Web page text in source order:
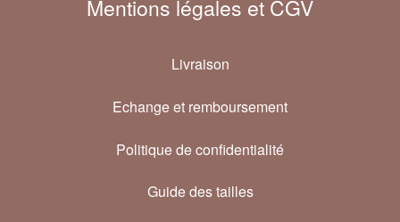
Mentions légales et CGV
Livraison
Echange et remboursement
Politique de confidentialité
Guide des tailles